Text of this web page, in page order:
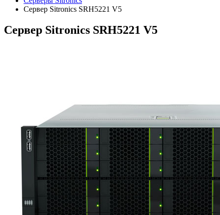
Сервер Sitronics SRH5221 V5
Сервер Sitronics SRH5221 V5